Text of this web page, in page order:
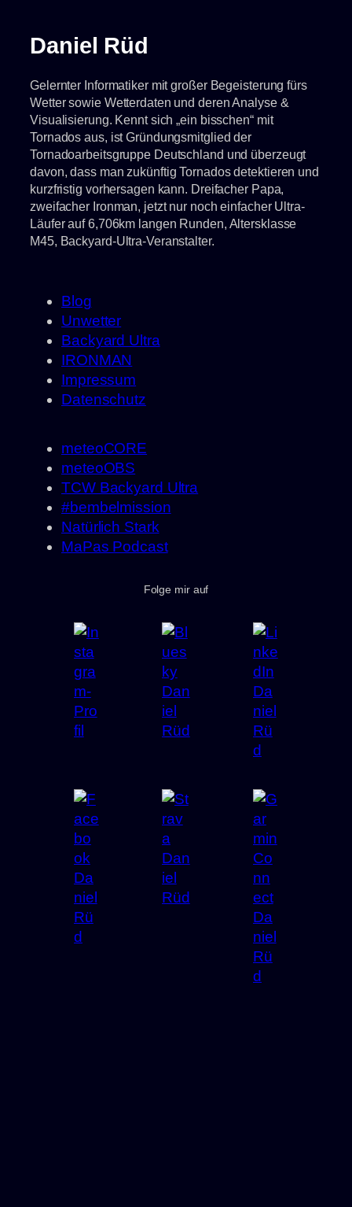
Daniel Rüd
Gelernter Informatiker mit großer Begeisterung fürs
Wetter sowie Wetterdaten und deren Analyse &
Visualisierung. Kennt sich „ein bisschen“ mit
Tornados aus, ist Gründungsmitglied der
Tornadoarbeitsgruppe Deutschland und überzeugt
davon, dass man zukünftig Tornados detektieren und
kurzfristig vorhersagen kann. Dreifacher Papa,
zweifacher Ironman, jetzt nur noch einfacher Ultra-
Läufer auf 6,706km langen Runden, Altersklasse
M45, Backyard-Ultra-Veranstalter.
Blog
Unwetter
Backyard Ultra
IRONMAN
Impressum
Datenschutz
meteoCORE
meteoOBS
TCW Backyard Ultra
#bembelmission
Natürlich Stark
MaPas Podcast
Folge mir auf